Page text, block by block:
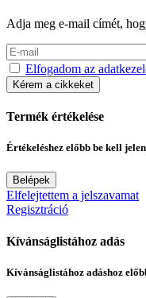
Adja meg e-mail címét,
Elfogadom az
Kérem a cikkeket
Termék értékelése
Értékeléshez előbb be kell
Belépek
Elfelejtettem a jelszavamat
Regisztráció
Kívánságlistához adás
Kívánságlistához adáshoz